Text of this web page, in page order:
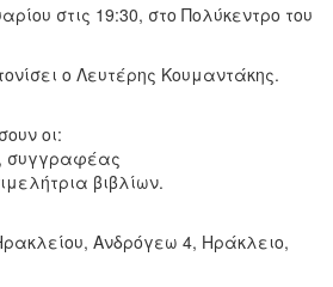
στις 19:30, στο Πολύκεντρο του
ο Λευτέρης Κουμαντάκης.
οι:
συγγραφέας
βιβλίων.
Ανδρόγεω 4, Ηράκλειο,